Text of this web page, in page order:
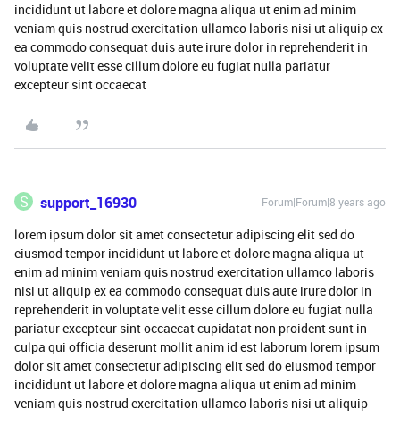
incididunt ut labore et dolore magna aliqua ut enim ad minim
veniam quis nostrud exercitation ullamco laboris nisi ut aliquip ex
ea commodo consequat duis aute irure dolor in reprehenderit in
voluptate velit esse cillum dolore eu fugiat nulla pariatur
excepteur sint occaecat
S support_16930 Forum|Forum|8 years ago
lorem ipsum dolor sit amet consectetur adipiscing elit sed do
eiusmod tempor incididunt ut labore et dolore magna aliqua ut
enim ad minim veniam quis nostrud exercitation ullamco laboris
nisi ut aliquip ex ea commodo consequat duis aute irure dolor in
reprehenderit in voluptate velit esse cillum dolore eu fugiat nulla
pariatur excepteur sint occaecat cupidatat non proident sunt in
culpa qui officia deserunt mollit anim id est laborum lorem ipsum
dolor sit amet consectetur adipiscing elit sed do eiusmod tempor
incididunt ut labore et dolore magna aliqua ut enim ad minim
veniam quis nostrud exercitation ullamco laboris nisi ut aliquip